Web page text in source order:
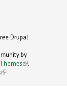
Drupal
by
(link is
.
(link is
.